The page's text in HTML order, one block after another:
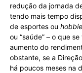
redução da jornada
tendo mais tempo
de esportes ou
ou “saúde” – o que
aumento do
obstante, se a
há poucos meses na